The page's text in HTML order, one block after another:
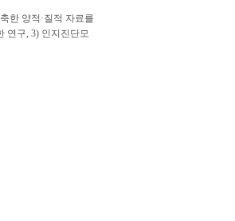
한 양적·질적 자료를
연구, 3) 인지진단모